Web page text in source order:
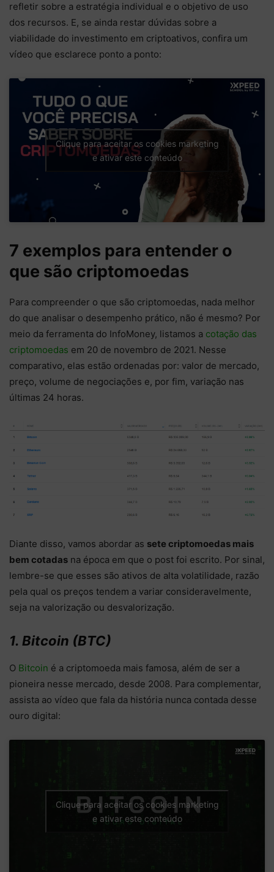
refletir sobre a estratégia individual e o objetivo de uso
dos recursos. E, se ainda restar dúvidas sobre a
viabilidade do investimento em criptoativos, confira um
vídeo que esclarece ponto a ponto:
Clique para aceitar os cookies marketing
e ativar este conteúdo
7 exemplos para entender o
que são criptomoedas
Para compreender o que são criptomoedas, nada melhor
do que analisar o desempenho prático, não é mesmo? Por
meio da ferramenta do InfoMoney, listamos a cotação das
criptomoedas em 20 de novembro de 2021. Nesse
comparativo, elas estão ordenadas por: valor de mercado,
preço, volume de negociações e, por fim, variação nas
últimas 24 horas.
Diante disso, vamos abordar as sete criptomoedas mais
bem cotadas na época em que o post foi escrito. Por sinal,
lembre-se que esses são ativos de alta volatilidade, razão
pela qual os preços tendem a variar consideravelmente,
seja na valorização ou desvalorização.
1. Bitcoin (BTC)
O Bitcoin é a criptomoeda mais famosa, além de ser a
pioneira nesse mercado, desde 2008. Para complementar,
assista ao vídeo que fala da história nunca contada desse
ouro digital:
Clique para aceitar os cookies marketing
e ativar este conteúdo